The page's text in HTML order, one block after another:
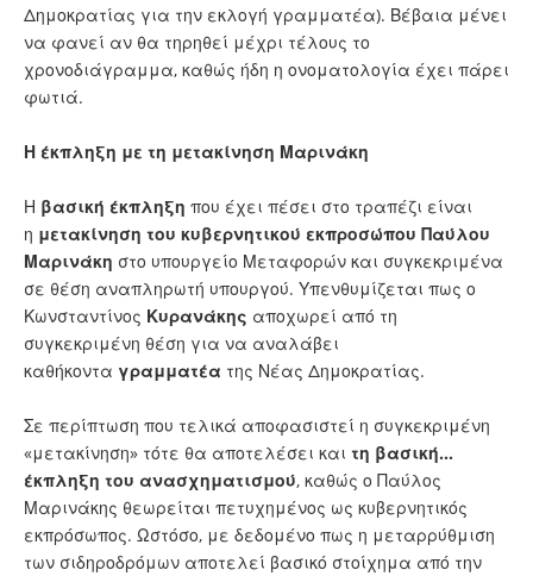
Δημοκρατίας για την εκλογή γραμματέα). Βέβαια μένει
να φανεί αν θα τηρηθεί μέχρι τέλους το
χρονοδιάγραμμα, καθώς ήδη η ονοματολογία έχει πάρει
φωτιά.
Η έκπληξη με τη μετακίνηση Μαρινάκη
Η βασική έκπληξη που έχει πέσει στο τραπέζι είναι
η μετακίνηση του κυβερνητικού εκπροσώπου Παύλου
Μαρινάκη στο υπουργείο Μεταφορών και συγκεκριμένα
σε θέση αναπληρωτή υπουργού. Υπενθυμίζεται πως ο
Κωνσταντίνος Κυρανάκης αποχωρεί από τη
συγκεκριμένη θέση για να αναλάβει
καθήκοντα γραμματέα της Νέας Δημοκρατίας.
Σε περίπτωση που τελικά αποφασιστεί η συγκεκριμένη
«μετακίνηση» τότε θα αποτελέσει και τη βασική…
έκπληξη του ανασχηματισμού, καθώς ο Παύλος
Μαρινάκης θεωρείται πετυχημένος ως κυβερνητικός
εκπρόσωπος. Ωστόσο, με δεδομένο πως η μεταρρύθμιση
των σιδηροδρόμων αποτελεί βασικό στοίχημα από την